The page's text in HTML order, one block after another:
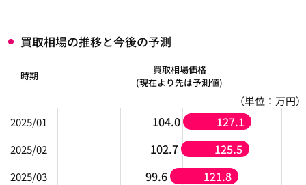
買取相場の推移と今後の予測
時期
買取相場価格
(現在より先は予測値)
（単位：万円）
2025/01
104.0 127.1
2025/02 102.7 125.5
2025/03 99.6 121.8